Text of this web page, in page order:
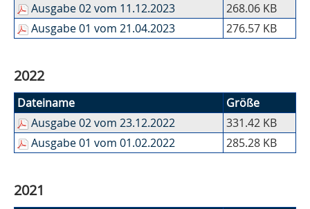
Ausgabe 02 vom 11.12.2023
268.06 KB
Ausgabe 01 vom 21.04.2023
276.57 KB
2022
Dateiname
Größe
Ausgabe 02 vom 23.12.2022
331.42 KB
Ausgabe 01 vom 01.02.2022
285.28 KB
2021